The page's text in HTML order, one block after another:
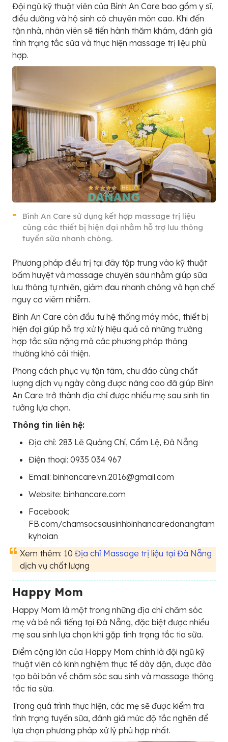
Đội ngũ kỹ thuật viên của Bình An Care bao gồm y sĩ,
điều dưỡng và hộ sinh có chuyên môn cao. Khi đến
tận nhà, nhân viên sẽ tiến hành thăm khám, đánh giá
tình trạng tắc sữa và thực hiện massage trị liệu phù
hợp.
Bình An Care sử dụng kết hợp massage trị liệu
cùng các thiết bị hiện đại nhằm hỗ trợ lưu thông
tuyến sữa nhanh chóng.
Phương pháp điều trị tại đây tập trung vào kỹ thuật
bấm huyệt và massage chuyên sâu nhằm giúp sữa
lưu thông tự nhiên, giảm đau nhanh chóng và hạn chế
nguy cơ viêm nhiễm.
Bình An Care còn đầu tư hệ thống máy móc, thiết bị
hiện đại giúp hỗ trợ xử lý hiệu quả cả những trường
hợp tắc sữa nặng mà các phương pháp thông
thường khó cải thiện.
Phong cách phục vụ tận tâm, chu đáo cùng chất
lượng dịch vụ ngày càng được nâng cao đã giúp Bình
An Care trở thành địa chỉ được nhiều mẹ sau sinh tin
tưởng lựa chọn.
Thông tin liên hệ:
Địa chỉ: 283 Lê Quảng Chí, Cẩm Lệ, Đà Nẵng
Điện thoại: 0935 034 967
Email: binhancare.vn.2016@gmail.com
Website: binhancare.com
Facebook:
FB.com/chamsocsausinhbinhancaredanangtam
kyhoian
Xem thêm: 10 Địa chỉ Massage trị liệu tại Đà Nẵng
dịch vụ chất lượng
Happy Mom
Happy Mom là một trong những địa chỉ chăm sóc
mẹ và bé nổi tiếng tại Đà Nẵng, đặc biệt được nhiều
mẹ sau sinh lựa chọn khi gặp tình trạng tắc tia sữa.
Điểm cộng lớn của Happy Mom chính là đội ngũ kỹ
thuật viên có kinh nghiệm thực tế dày dặn, được đào
tạo bài bản về chăm sóc sau sinh và massage thông
tắc tia sữa.
Trong quá trình thực hiện, các mẹ sẽ được kiểm tra
tình trạng tuyến sữa, đánh giá mức độ tắc nghẽn để
lựa chọn phương pháp xử lý phù hợp nhất.